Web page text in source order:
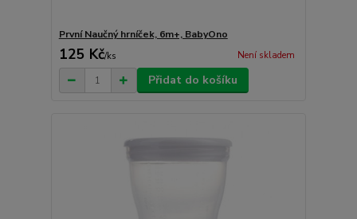
První Naučný hrníček, 6m+, BabyOno
125 Kč/ks Není skladem
Přidat do košíku